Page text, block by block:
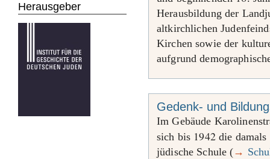
Herausbildung der
altkirchlichen
Kirchen sowie der
aufgrund
Gedenk- und
Im Gebäude
sich bis 1942die damals
jüdische Schule (→
Herausgeber